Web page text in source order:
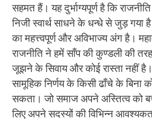
सहमत हैं। यह दुर्भाग्यपूर्ण है कि
निजी स्वार्थ साधने के धन्धे से जुड़ गया
का महत्त्वपूर्ण और अविभाज्य अंग है।
राजनीति ने हमें साँप की कुण्डली की
जूझने के सिवाय और कोई रास्ता नहीं
सामूहिक निर्णय के किसी ढाँचे के बिना
सकता। जो समाज अपने अस्तित्व को
लिए अपने सदस्यों की विभिन्न